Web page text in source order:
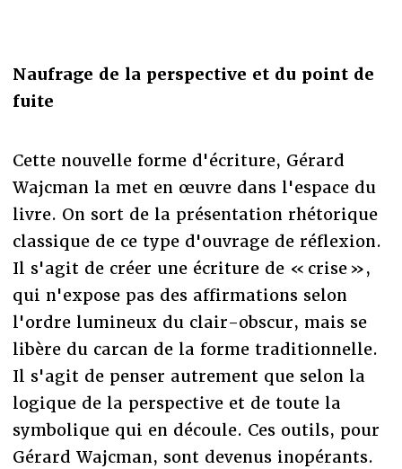
Naufrage de la perspective et du point de
fuite
Cette nouvelle forme d'écriture, Gérard
Wajcman la met en œuvre dans l'espace du
livre. On sort de la présentation rhétorique
classique de ce type d'ouvrage de réflexion.
Il s'agit de créer une écriture de « crise »,
qui n'expose pas des affirmations selon
l'ordre lumineux du clair-obscur, mais se
libère du carcan de la forme traditionnelle.
Il s'agit de penser autrement que selon la
logique de la perspective et de toute la
symbolique qui en découle. Ces outils, pour
Gérard Wajcman, sont devenus inopérants.